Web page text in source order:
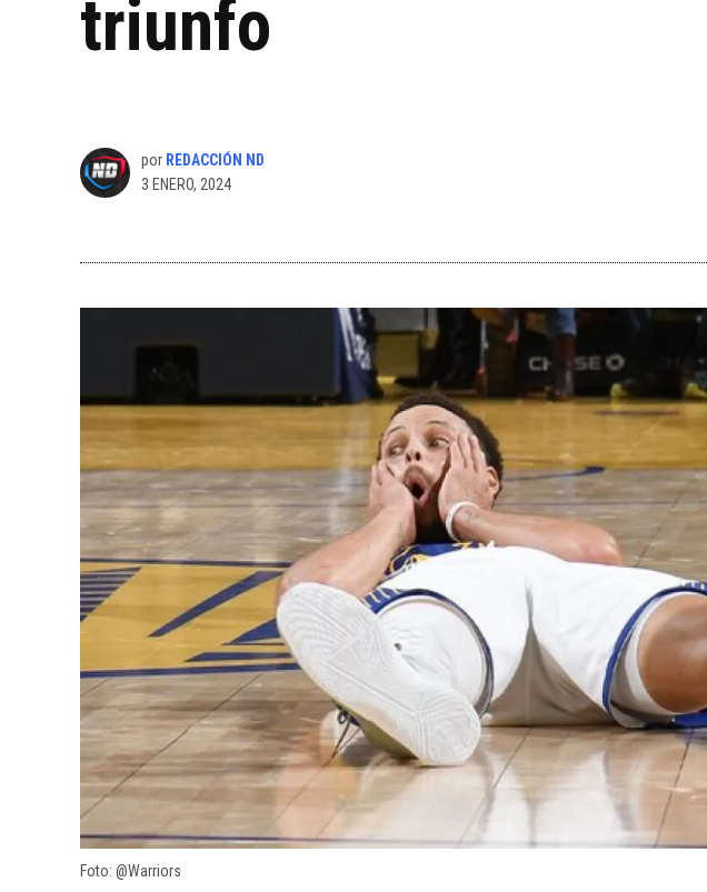
triunfo
por REDACCIÓN ND
3 ENERO, 2024
Foto: @Warriors